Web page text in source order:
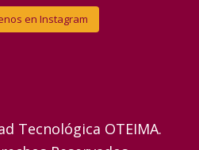
en Instagram
Tecnológica OTEIMA.